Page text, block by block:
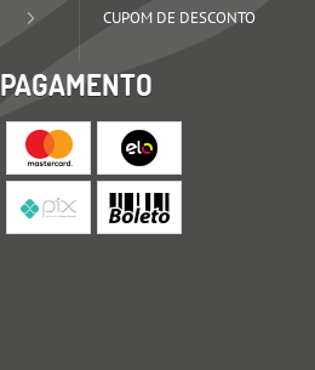
CUPOM DE DESCONTO